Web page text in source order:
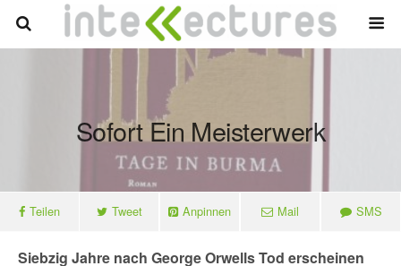
Sofort Ein Meisterwerk
Teilen Tweet Anpinnen Mail SMS
Siebzig Jahre nach George Orwells Tod erscheinen